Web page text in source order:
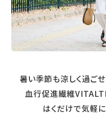
暑い季節も涼しく過ごせ
血行促進繊維
はくだけで気軽に